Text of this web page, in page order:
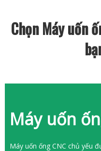
Chọn Máy uốn
Máy uốn
Máy uốn ống CNC chủ yếu